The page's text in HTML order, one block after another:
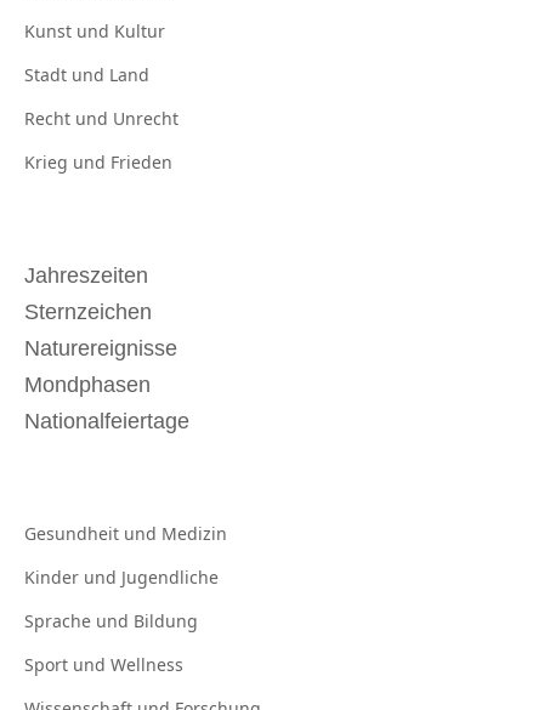
Kunst und Kultur
Stadt und Land
Recht und Unrecht
Krieg und Frieden
Jahreszeiten
Sternzeichen
Naturereignisse
Mondphasen
Nationalfeiertage
Gesundheit und Medizin
Kinder und Jugendliche
Sprache und Bildung
Sport und Wellness